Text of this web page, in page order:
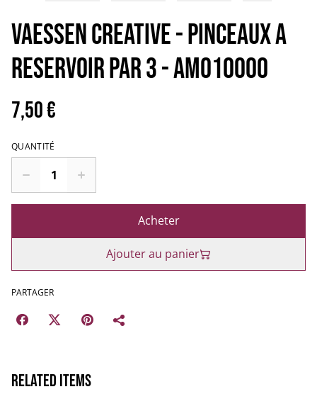
VAESSEN CREATIVE - PINCEAUX A
RESERVOIR PAR 3 - AM010000
7,50 €
QUANTITÉ
Acheter
Ajouter au panier
PARTAGER
Related items